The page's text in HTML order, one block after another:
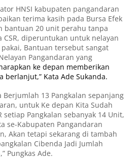
HNSI kabupaten pangandaran
terima kasih pada Bursa Efek
bantuan 20 unit perahu tanpa
CSR, diperuntukan untuk nelayan
Bantuan tersebut sangat
Pangandaran yang
ke depan memberikan
Kata Ade Sukanda.
Berjumlah 13 Pangkalan sepanjang
untuk Ke depan Kita Sudah
setiap Pangkalan sebanyak 14 Unit,
se-Kabupaten Pangandaran
Akan tetapi sekarang di tambah
Cibenda Jadi Jumlah
Pungkas Ade.